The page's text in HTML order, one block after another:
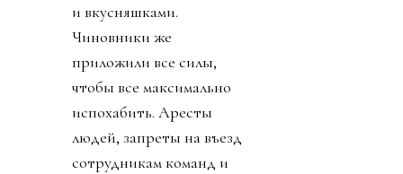
и вкусняшками.
Чиновники же
приложили все силы,
чтобы все максимально
испохабить. Аресты
людей, запреты на въезд
сотрудникам команд и